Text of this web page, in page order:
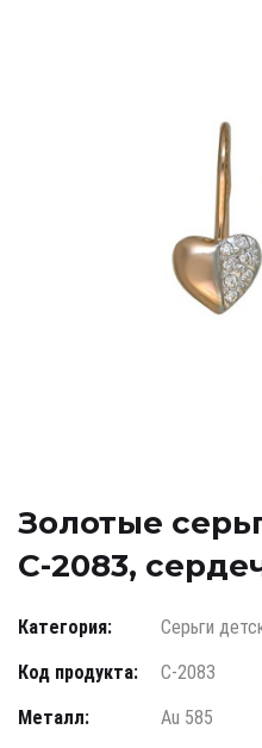
Золотые
С-2083,
Категория:
Серьги
Код продукта:
С-2083
Металл:
Au 585